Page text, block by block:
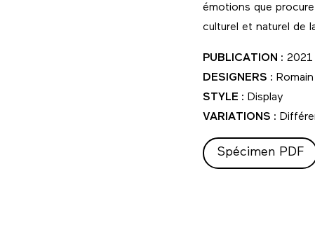
émotions que
culturel et naturel de
PUBLICATION : 2021
DESIGNERS :
STYLE : Display
VARIATIONS :
Spécimen PDF